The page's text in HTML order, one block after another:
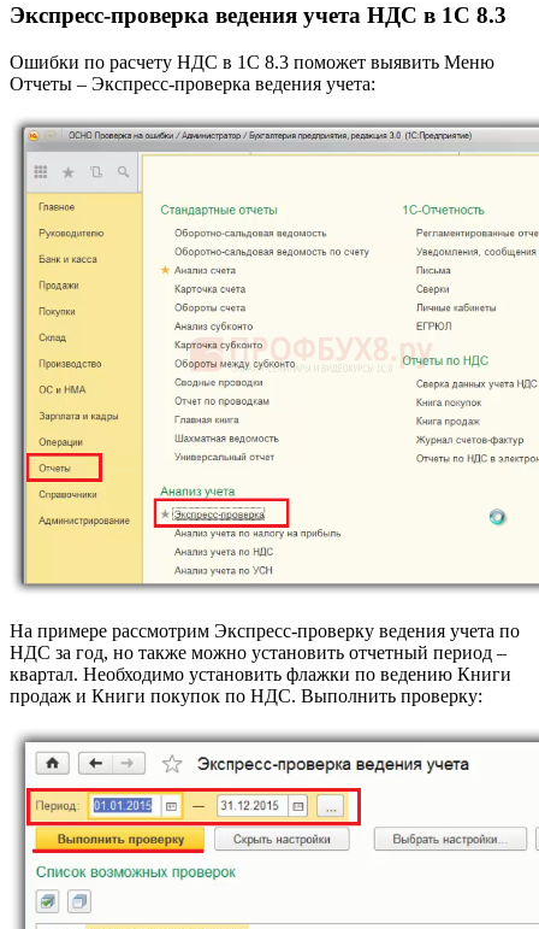
Экспресс-проверка ведения учета НДС в 1С 8.3
Ошибки по расчету НДС в 1С 8.3 поможет выявить Меню
Отчеты – Экспресс-проверка ведения учета:
На примере рассмотрим Экспресс-проверку ведения учета по
НДС за год, но также можно установить отчетный период –
квартал. Необходимо установить флажки по ведению Книги
продаж и Книги покупок по НДС. Выполнить проверку: